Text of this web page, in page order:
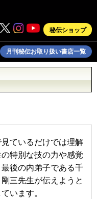
秘伝ショップ
月刊秘伝お取り扱い書店一覧
ているだけでは理解
特別な技の力や感覚
後の内弟子である千
三先生が伝えようと
います。